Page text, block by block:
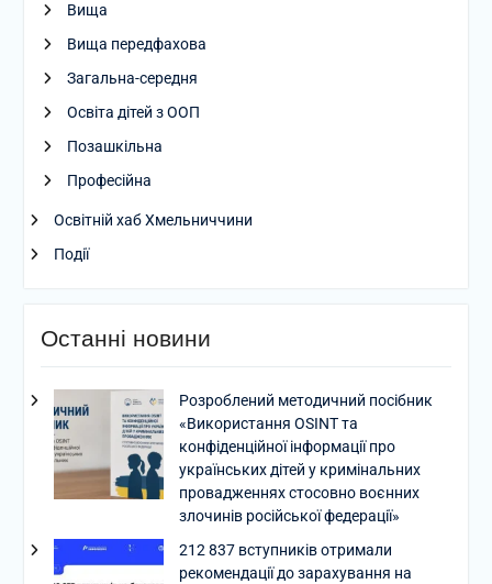
Вища
Вища передфахова
Загальна-середня
Освіта дітей з ООП
Позашкільна
Професійна
Освітній хаб Хмельниччини
Події
Останні новини
Розроблений методичний посібник
«Використання OSINT та
конфіденційної інформації про
українських дітей у кримінальних
провадженнях стосовно воєнних
злочинів російської федерації»
212 837 вступників отримали
рекомендації до зарахування на